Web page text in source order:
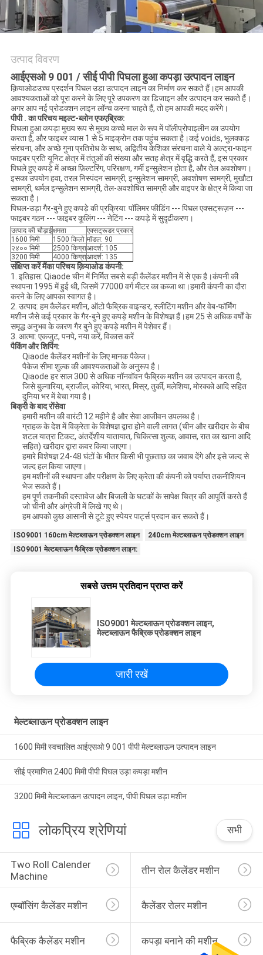
उत्पाद विवरण
आईएसओ 9 001 / सीई पीपी पिघला हुआ कपड़ा उत्पादन लाइन
क़ियाओडउच्च प्रदर्शन पिघल उड़ा उत्पादन लाइन का निर्माण कर सकते हैं।हम आपकी
आवश्यकताओं को पूरा करने के लिए पूरे उपकरण का डिजाइन और उत्पादन कर सकते हैं।
अगर आप नई प्रोडक्शन लाइन लॉन्च करना चाहते हैं, तो हम आपकी मदद करेंगे।
पीपी . का परिचयमइल्ट-ब्लोनएफएब्रिक:
पिघला हुआ कपड़ा मुख्य रूप से मुख्य कच्चे माल के रूप में पॉलीप्रोपाइलीन का उपयोग
करता है, और फाइबर व्यास 1 से 5 माइक्रोन तक पहुंच सकता है।कई voids, भुलक्कड़
संरचना, और अच्छे गुना प्रतिरोध के साथ, अद्वितीय केशिका संरचना वाले ये अल्ट्रा-फाइन
फाइबर प्रति यूनिट क्षेत्र में तंतुओं की संख्या और सतह क्षेत्र में वृद्धि करते हैं, इस प्रकार
पिघले हुए कपड़े में अच्छा फ़िल्टरिंग, परिरक्षण, गर्मी इन्सुलेशन होता है, और तेल अवशोषण।
इसका उपयोग हवा, तरल निस्पंदन सामग्री, इन्सुलेशन सामग्री, अवशोषण सामग्री, मुखौटा
सामग्री, थर्मल इन्सुलेशन सामग्री, तेल-अवशोषित सामग्री और वाइपर के क्षेत्र में किया जा
सकता है।
पिघल-उड़ा गैर-बुने हुए कपड़े की प्रक्रिया: पॉलिमर फीडिंग --- पिघल एक्सट्रूज़न ---
फाइबर गठन --- फाइबर कूलिंग --- नेटिंग --- कपड़े में सुदृढीकरण।
उत्पाद की चौड़ाईक्षमता
एक्सट्रूडर प्रकार
1600 मिमी
1500 किलो मॉडल: 90
२४०० मिमी
2500 किग्राआदर्श: 105
3200 मिमी
4000 किग्राआदर्श: 135
संक्षिप्त करेंमैंका परिचयक़ियाओडकंपनी:
1. इतिहास: Qiaode चीन में निर्मित सबसे बड़ी कैलेंडर मशीन में से एक है।कंपनी की
स्थापना 1995 में हुई थी, जिसमें 77000 वर्ग मीटर का कब्जा था।हमारी कंपनी का दौरा
करने के लिए आपका स्वागत है।
2. उत्पाद: हम कैलेंडर मशीन, ऑटो फैब्रिक वाइन्डर, स्लीटिंग मशीन और वेब-फॉर्मिंग
मशीन जैसे कई प्रकार के गैर-बुने हुए कपड़े मशीन के विशेषज्ञ हैं।हम 25 से अधिक वर्षों के
समृद्ध अनुभव के कारण गैर बुने हुए कपड़े मशीन में पेशेवर हैं।
3. आत्मा: एकजुट, पनपे, नया करें, विकास करें
पैकिंग और शिपिंग:
Qiaode कैलेंडर मशीनों के लिए मानक पैकेज।
पैकेज सीमा शुल्क की आवश्यकताओं के अनुरूप है।
Qiaode हर साल 300 से अधिक नॉनवॉवन फैब्रिक मशीन का उत्पादन करता है,
जिसे बुल्गारिया, ब्राजील, कोरिया, भारत, मिस्र, तुर्की, मलेशिया, मोरक्को आदि सहित
दुनिया भर में बेचा गया है।
बिक्री के बादरोंसेवा
हमारी मशीन की वारंटी 12 महीने है और सेवा आजीवन उपलब्ध है।
ग्राहक के देश में विक्रेता के विशेषज्ञ द्वारा होने वाली लागत (चीन और खरीदार के बीच
शटल यात्रा टिकट, अंतर्देशीय यातायात, चिकित्सा शुल्क, आवास, रात का खाना आदि
सहित) खरीदार द्वारा कवर किया जाएगा।
हमारे विशेषज्ञ 24-48 घंटों के भीतर किसी भी पूछताछ का जवाब देंगे और इसे जल्द से
जल्द हल किया जाएगा।
हम मशीनों की स्थापना और परीक्षण के लिए क्रेता की कंपनी को पर्याप्त तकनीशियन
भेज सकते हैं।
हम पूर्ण तकनीकी दस्तावेज और बिजली के घटकों के सापेक्ष चित्र की आपूर्ति करते हैं
जो चीनी और अंग्रेजी में लिखे गए थे।
हम आपको कुछ आसानी से टूटे हुए स्पेयर पार्ट्स प्रदान कर सकते हैं।
ISO9001 160cm मेल्टब्लाऊन प्रोडक्शन लाइन
240cm मेल्टब्लाऊन प्रोडक्शन लाइन
ISO9001 मेल्टब्लाऊन फैब्रिक प्रोडक्शन लाइन:
सबसे उत्तम प्रतिदान प्राप्त करें
ISO9001 मेल्टब्लाऊन प्रोडक्शन लाइन,
मेल्टब्लाऊन फैब्रिक प्रोडक्शन लाइन
जारी रखें
मेल्टब्लाऊन प्रोडक्शन लाइन
1600 मिमी स्वचालित आईएसओ 9 001 पीपी मेल्टब्लाऊन उत्पादन लाइन
सीई प्रमाणित 2400 मिमी पीपी पिघल उड़ा कपड़ा मशीन
3200 मिमी मेल्टब्लाऊन उत्पादन लाइन, पीपी पिघल उड़ा मशीन
लोकप्रिय श्रेणियां सभी
Two Roll Calender
Machine
तीन रोल कैलेंडर मशीन
एम्बॉसिंग कैलेंडर मशीन कैलेंडर रोलर मशीन
फैब्रिक कैलेंडर मशीन कपड़ा बनाने की मशीन